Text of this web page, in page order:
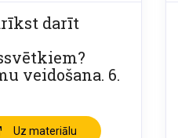
darīt
veidošana. 6.
Uz materiālu